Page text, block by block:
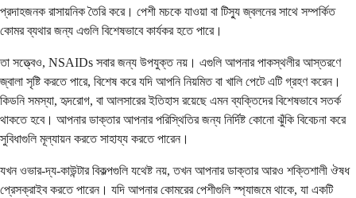
প্রদাহজনক রাসায়নিক তৈরি করে। পেশী মচকে যাওয়া বা টিস্যু জ্বলনের সাথে সম্পর্কিত
কোমর ব্যথার জন্য এগুলি বিশেষভাবে কার্যকর হতে পারে।
তা সত্ত্বেও, NSAIDs সবার জন্য উপযুক্ত নয়। এগুলি আপনার পাকস্থলীর আস্তরণে
জ্বালা সৃষ্টি করতে পারে, বিশেষ করে যদি আপনি নিয়মিত বা খালি পেটে এটি গ্রহণ করেন।
কিডনি সমস্যা, হৃদরোগ, বা আলসারের ইতিহাস রয়েছে এমন ব্যক্তিদের বিশেষভাবে সতর্ক
থাকতে হবে। আপনার ডাক্তার আপনার পরিস্থিতির জন্য নির্দিষ্ট কোনো ঝুঁকি বিবেচনা করে
সুবিধাগুলি মূল্যায়ন করতে সাহায্য করতে পারেন।
যখন ওভার-দ্য-কাউন্টার বিকল্পগুলি যথেষ্ট নয়, তখন আপনার ডাক্তার আরও শক্তিশালী ঔষধ
প্রেসক্রাইব করতে পারেন। যদি আপনার কোমরের পেশীগুলি স্প্যাজমে থাকে, যা একটি